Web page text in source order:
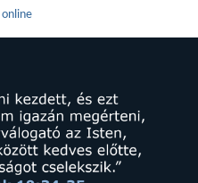
online